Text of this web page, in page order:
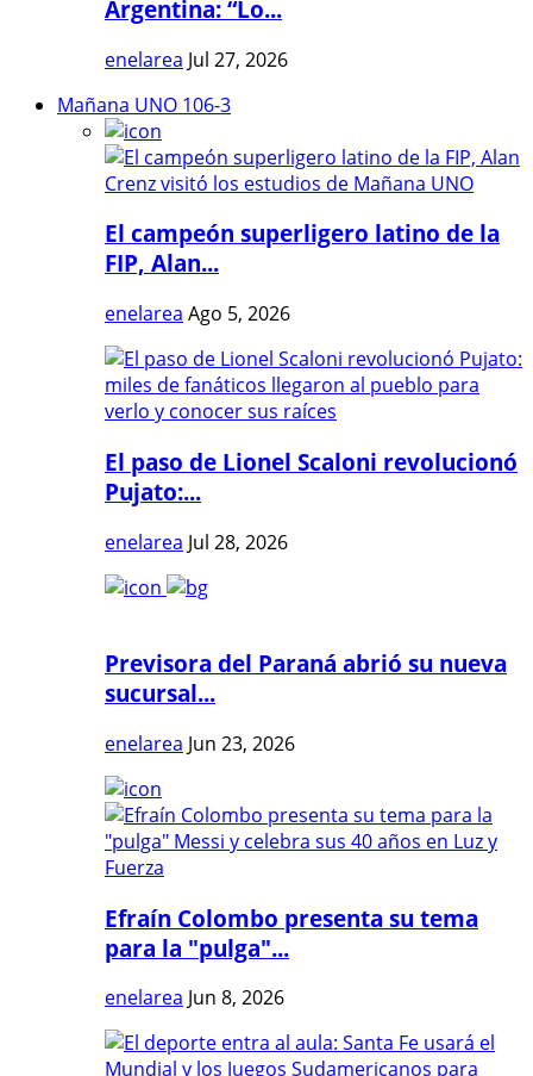
Argentina: “Lo...
enelarea Jul 27, 2026
Mañana UNO 106-3
El campeón superligero latino de la
FIP, Alan...
enelarea Ago 5, 2026
El paso de Lionel Scaloni revolucionó
Pujato:...
enelarea Jul 28, 2026
Previsora del Paraná abrió su nueva
sucursal...
enelarea Jun 23, 2026
Efraín Colombo presenta su tema
para la "pulga"...
enelarea Jun 8, 2026